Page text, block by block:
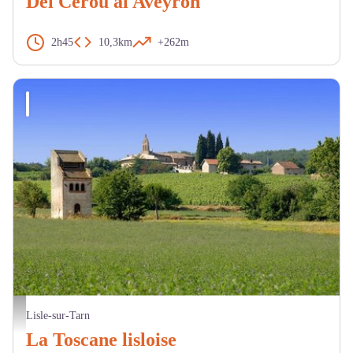
2h45 10,3km +262m
Pigeonnier. - JL. Pieux
Lisle-sur-Tarn
La Toscane lisloise